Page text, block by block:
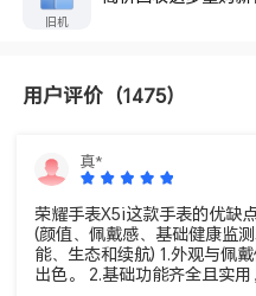
旧机
用户评价 （1475）
真*
荣耀手表X5i这款手表的优缺
(颜值、佩戴感、基础健康监
能、生态和续航) 1.外观与佩
出色。 2.基础功能齐全且实用